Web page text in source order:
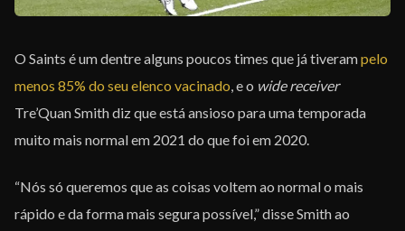
O Saints é um dentre alguns poucos times que já tiverampelo
menos 85% do seu elenco vacinado, e o wide receiver
Tre’Quan Smith diz que está ansioso para uma temporada
muito mais normal em 2021 do que foi em 2020.
“Nós só queremos que as coisas voltem ao normal o mais
rápido e da forma mais segura possível,” disse Smith ao